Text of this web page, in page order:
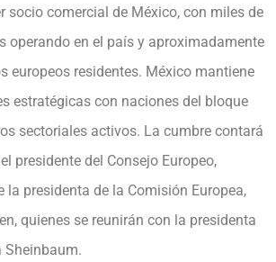
socio comercial de México, con miles de
operando en el país y aproximadamente
europeos residentes. México mantiene
estratégicas con naciones del bloque
sectoriales activos. La cumbre contará
presidente del Consejo Europeo,
la presidenta de la Comisión Europea,
quienes se reunirán con la presidenta
Sheinbaum.